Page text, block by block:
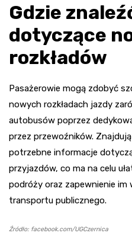
Gdzie
dotyczące
rozkładów
Pasażerowie mogą zdobyć
nowych rozkładach jazdy
autobusów poprzez
przez przewoźników.
potrzebne informacje
przyjazdów, co ma na celu
podróży oraz zapewnienie
transportu publicznego.
Źródło: facebook.com/UGCzernica